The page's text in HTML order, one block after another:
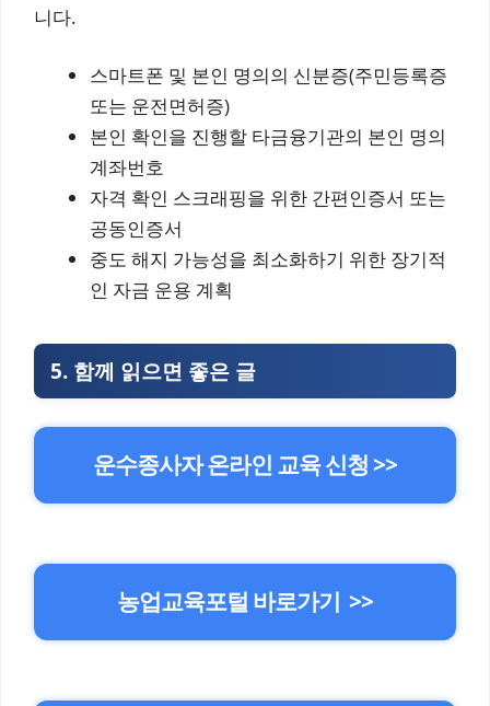
니다.
스마트폰 및 본인 명의의 신분증(주민등록증
또는 운전면허증)
본인 확인을 진행할 타금융기관의 본인 명의
계좌번호
자격 확인 스크래핑을 위한 간편인증서 또는
공동인증서
중도 해지 가능성을 최소화하기 위한 장기적
인 자금 운용 계획
5. 함께 읽으면 좋은 글
운수종사자 온라인 교육 신청 >>
농업교육포털 바로가기 >>